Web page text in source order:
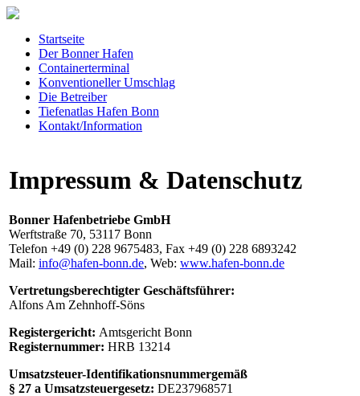
Startseite
Der Bonner Hafen
Containerterminal
Konventioneller Umschlag
Die Betreiber
Tiefenatlas Hafen Bonn
Kontakt/Information
Impressum & Datenschutz
Bonner Hafenbetriebe GmbH
Werftstraße 70, 53117 Bonn
Telefon +49 (0) 228 9675483, Fax +49 (0) 228 6893242
Mail: info@hafen-bonn.de, Web: www.hafen-bonn.de
Vertretungsberechtigter Geschäftsführer:
Alfons Am Zehnhoff-Söns
Registergericht: Amtsgericht Bonn
Registernummer: HRB 13214
Umsatzsteuer-Identifikationsnummergemäß
§ 27 a Umsatzsteuergesetz: DE237968571